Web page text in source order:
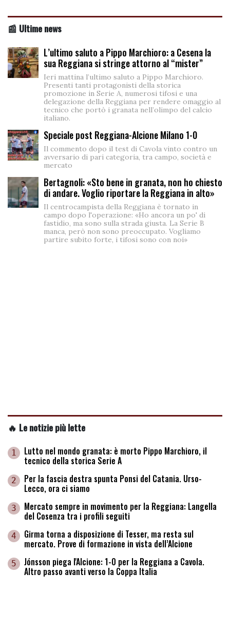
📰 Ultime news
L’ultimo saluto a Pippo Marchioro: a Cesena la
sua Reggiana si stringe attorno al “mister”
Ieri mattina l’ultimo saluto a Pippo Marchioro.
Presenti tanti protagonisti della storica
promozione in Serie A, numerosi tifosi e una
delegazione della Reggiana per rendere omaggio al
tecnico che portò i granata nell’olimpo del calcio
italiano.
Speciale post Reggiana-Alcione Milano 1-0
Il commento dopo il test di Cavola vinto contro un
avversario di pari categoria, tra campo, società e
mercato
Bertagnoli: «Sto bene in granata, non ho chiesto
di andare. Voglio riportare la Reggiana in alto»
Il centrocampista della Reggiana è tornato in
campo dopo l'operazione: «Ho ancora un po' di
fastidio, ma sono sulla strada giusta. La Serie B
manca, però non sono preoccupato. Vogliamo
partire subito forte, i tifosi sono con noi»
🔥 Le notizie più lette
1 Lutto nel mondo granata: è morto Pippo Marchioro, il
tecnico della storica Serie A
2 Per la fascia destra spunta Ponsi del Catania. Urso-
Lecco, ora ci siamo
3 Mercato sempre in movimento per la Reggiana: Langella
del Cosenza tra i profili seguiti
4 Girma torna a disposizione di Tesser, ma resta sul
mercato. Prove di formazione in vista dell’Alcione
5 Jónsson piega l'Alcione: 1-0 per la Reggiana a Cavola.
Altro passo avanti verso la Coppa Italia